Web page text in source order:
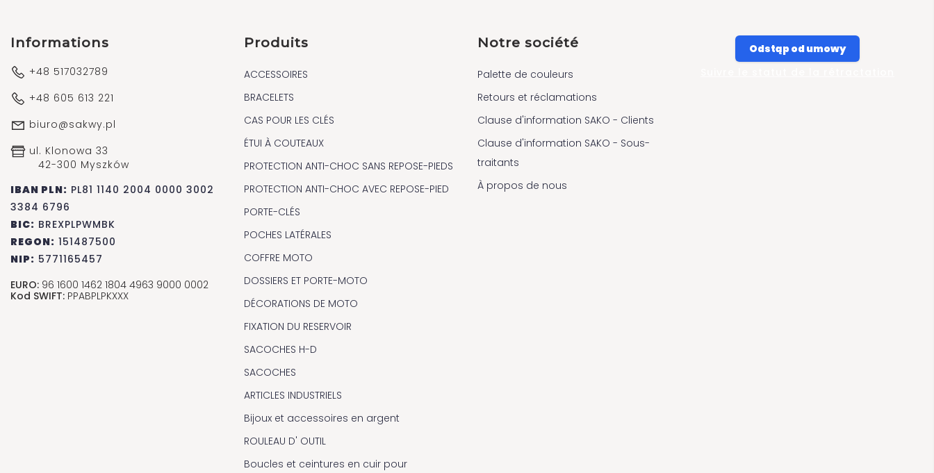
Informations
+48 517032789
+48 605 613 221
biuro@sakwy.pl
ul. Klonowa 33
42-300 Myszków
IBAN PLN: PL81 1140 2004 0000 3002
3384 6796
BIC: BREXPLPWMBK
REGON: 151487500
NIP: 5771165457
EURO: 96 1600 1462 1804 4963 9000 0002
Kod SWIFT: PPABPLPKXXX
Produits
ACCESSOIRES
BRACELETS
CAS POUR LES CLÉS
ÉTUI À COUTEAUX
PROTECTION ANTI-CHOC SANS REPOSE-PIEDS
PROTECTION ANTI-CHOC AVEC REPOSE-PIED
PORTE-CLÉS
POCHES LATÉRALES
COFFRE MOTO
DOSSIERS ET PORTE-MOTO
DÉCORATIONS DE MOTO
FIXATION DU RESERVOIR
SACOCHES H-D
SACOCHES
ARTICLES INDUSTRIELS
Bijoux et accessoires en argent
ROULEAU D' OUTIL
Boucles et ceintures en cuir pour
Notre société
Palette de couleurs
Retours et réclamations
Clause d'information SAKO - Clients
Clause d'information SAKO - Sous-
traitants
À propos de nous
Odstąp od umowy